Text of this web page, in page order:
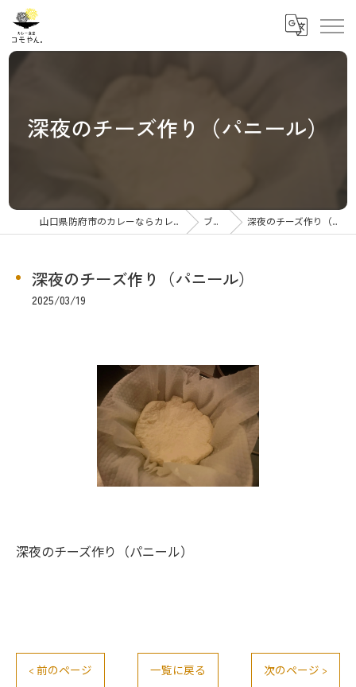
深夜のチーズ作り（パニール）
山口県防府市のカレーならカレー食堂コモやん ブログ 深夜のチーズ作り（パニール）
深夜のチーズ作り（パニール）
2025/03/19
深夜のチーズ作り（パニール）
< 前のページ 一覧に戻る 次のページ >